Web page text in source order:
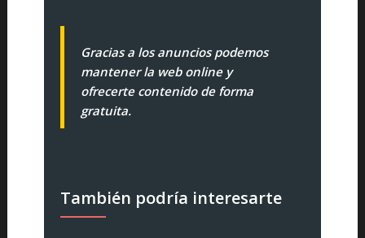
Gracias a los anuncios podemos
mantener la web online y
ofrecerte contenido de forma
gratuita.
También podría interesarte